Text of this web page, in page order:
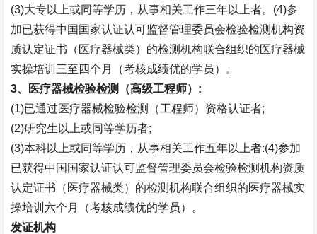
(3)大专以上或同等学历，从事相关工作三年以上者。 (4)参
加已获得中国国家认证认可监督管理委员会检验检测机构资
质认定证书（医疗器械类）的检测机构联合组织的医疗器械
实操培训三至四个月（考核成绩优的学员）。
3、医疗器械检验检测（高级工程师） :
(1)已通过医疗器械检验检测（工程师）资格认证者;
(2)研究生以上或同等学历者;
(3)本科以上或同等学历，从事相关工作五年以上者:(4)参加
已获得中国国家认证认可监督管理委员会检验检测机构资质
认定证书（医疗器械类）的检测机构联合组织的医疗器械实
操培训六个月（考核成绩优的学员）。
发证机构